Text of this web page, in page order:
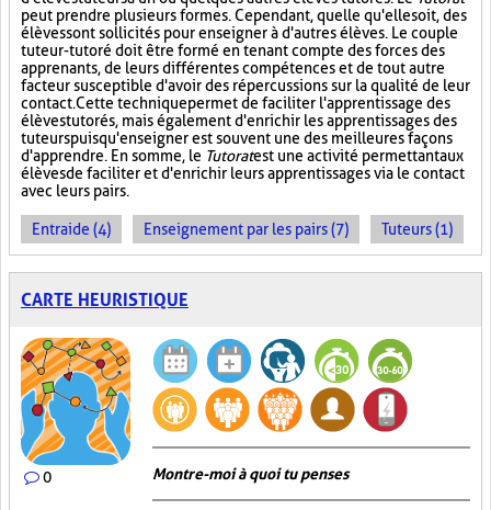
peut prendre plusieurs formes. Cependant, quelle qu'elle soit, des
élèves sont sollicités pour enseigner à d'autres élèves. Le couple
tuteur-tutoré doit être formé en tenant compte des forces des
apprenants, de leurs différentes compétences et de tout autre
facteur susceptible d'avoir des répercussions sur la qualité de leur
contact. Cette technique permet de faciliter l'apprentissage des
élèves tutorés, mais également d'enrichir les apprentissages des
tuteurs puisqu'enseigner est souvent une des meilleures façons
d'apprendre. En somme, le Tutoratest une activité permettant aux
élèves de faciliter et d'enrichir leurs apprentissages via le contact
avec leurs pairs.
Entraide (4) Enseignement par les pairs (7) Tuteurs (1)
CARTE HEURISTIQUE
0 Montre-moi à quoi tu penses